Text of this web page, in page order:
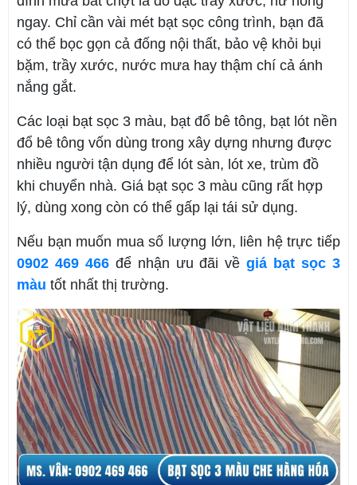
ngay. Chỉ cần vài mét bạt sọc công trình, bạn đã
có thể bọc gọn cả đống nội thất, bảo vệ khỏi bụi
bặm, trầy xước, nước mưa hay thậm chí cả ánh
nắng gắt.
Các loại bạt sọc 3 màu, bạt đổ bê tông, bạt lót nền
đổ bê tông vốn dùng trong xây dựng nhưng được
nhiều người tận dụng để lót sàn, lót xe, trùm đồ
khi chuyển nhà. Giá bạt sọc 3 màu cũng rất hợp
lý, dùng xong còn có thể gấp lại tái sử dụng.
Nếu bạn muốn mua số lượng lớn, liên hệ trực tiếp
0902 469 466để nhận ưu đãi vềgiá bạt sọc 3
màu tốt nhất thị trường.